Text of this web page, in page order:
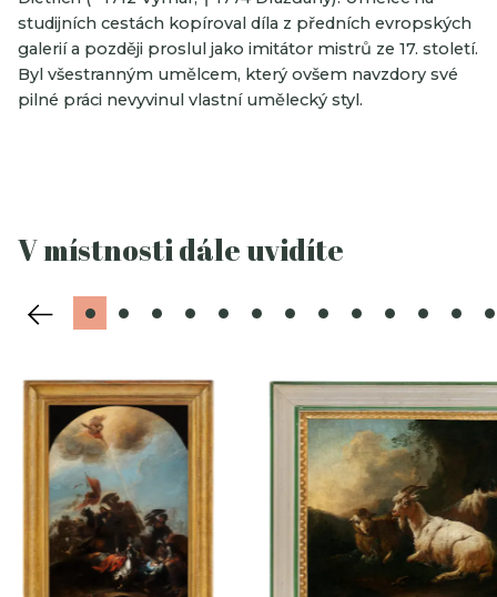
studijních cestách kopíroval díla z předních evropských
galerií a později proslul jako imitátor mistrů ze 17. století.
Byl všestranným umělcem, který ovšem navzdory své
pilné práci nevyvinul vlastní umělecký styl.
V místnosti dále uvidíte